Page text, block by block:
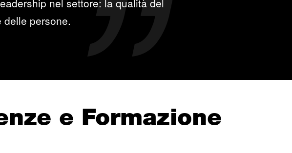
nel settore: la qualità del
persone.
e Formazione